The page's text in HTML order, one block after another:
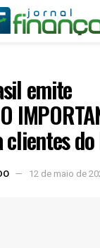
emite
do
12 de maio de